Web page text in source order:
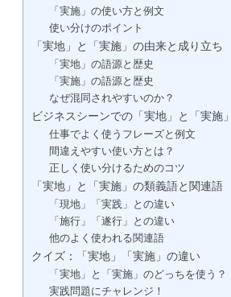
「実施」の使い方と例文
使い分けのポイント
「実地」と「実施」の由来と成り立ち
「実地」の語源と歴史
「実施」の語源と歴史
なぜ混同されやすいのか？
ビジネスシーンでの「実地」と「実施」
仕事でよく使うフレーズと例文
間違えやすい使い方とは？
正しく使い分けるためのコツ
「実地」と「実施」の類義語と関連語
「現地」「実践」との違い
「施行」「遂行」との違い
他のよく使われる関連語
クイズ：「実地」「実施」の違い
「実地」と「実施」のどっちを使う？
実践問題にチャレンジ！